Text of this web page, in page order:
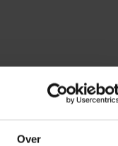
Over